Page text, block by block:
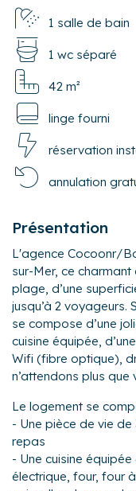
1 salle de bain
1 wc séparé
42 m²
linge fourni
réservation
annulation
Présentation
L'agence Cocoonr/
sur-Mer, ce
plage, d’une
jusqu’à 2 voyageurs.
se compose d’une
cuisine équipée,
Wifi (fibre optique),
n’attendons plus que
Le logement se
- Une pièce de vie de
repas
- Une cuisine
électrique, four, four